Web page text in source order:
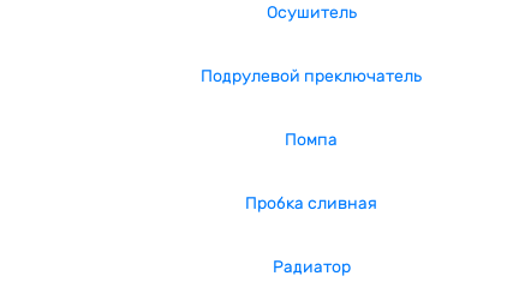
Осушитель
Подрулевой преключатель
Помпа
Пробка сливная
Радиатор